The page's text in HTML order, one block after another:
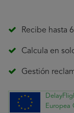
Recibe hasta
Calcula en
Gestión
Europea